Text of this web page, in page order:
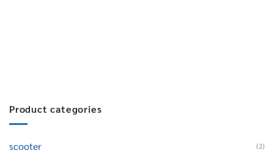
Product categories
scooter (2)